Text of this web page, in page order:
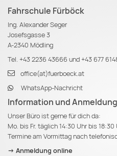
Fahrschule Fürböck
Ing. Alexander Seger
Josefsgasse 3
A-2340 Mödling
Tel. +43 2236 43666 und+43 677
office(at)fuerboeck.at
WhatsApp-Nachricht
Information und Anmeldung
Unser Büro ist gerne für dich da:
Mo. bis Fr. täglich 14:30 Uhr bis 18:30
Termine am Vormittag nach
-> Anmeldung online